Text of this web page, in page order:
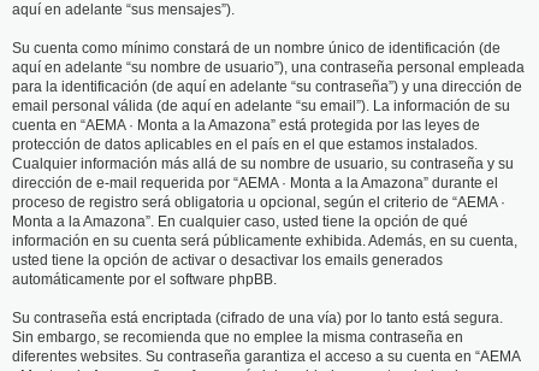
aquí en adelante “sus mensajes”).
Su cuenta como mínimo constará de un nombre único de identificación (de
aquí en adelante “su nombre de usuario”), una contraseña personal empleada
para la identificación (de aquí en adelante “su contraseña”) y una dirección de
email personal válida (de aquí en adelante “su email”). La información de su
cuenta en “AEMA · Monta a la Amazona” está protegida por las leyes de
protección de datos aplicables en el país en el que estamos instalados.
Cualquier información más allá de su nombre de usuario, su contraseña y su
dirección de e-mail requerida por “AEMA · Monta a la Amazona” durante el
proceso de registro será obligatoria u opcional, según el criterio de “AEMA ·
Monta a la Amazona”. En cualquier caso, usted tiene la opción de qué
información en su cuenta será públicamente exhibida. Además, en su cuenta,
usted tiene la opción de activar o desactivar los emails generados
automáticamente por el software phpBB.
Su contraseña está encriptada (cifrado de una vía) por lo tanto está segura.
Sin embargo, se recomienda que no emplee la misma contraseña en
diferentes websites. Su contraseña garantiza el acceso a su cuenta en “AEMA